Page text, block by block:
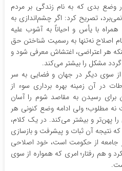
وضع بدی که به نام زندگی بر مردم
تصریح کرد: اگر چشم‌اندازی به
با یأس و احیاناً به آشوب علیه
اصلاح نه‌تنها به رسمیت شناختن حق
هر اعتراضی، اغتشاش معرفی شود و
مشکل را بیشتر می‌کند.
سوی دیگر در جهان و فضایی به سر
در آن زمینه بهره برداری سوء از
برای رسیدن به مقاصد شوم را آسان
مطلوب؛ ولی ادامه وضع کنونی هر
پهن‌تر و بیشتر می‌کند. در یک کلام،
که نتیجه آن ثبات و پیشرفت و بازسازی
جامعه از حکومت است، خود اصلاحی
و هم رفتار؛ امری که همواره از سوی